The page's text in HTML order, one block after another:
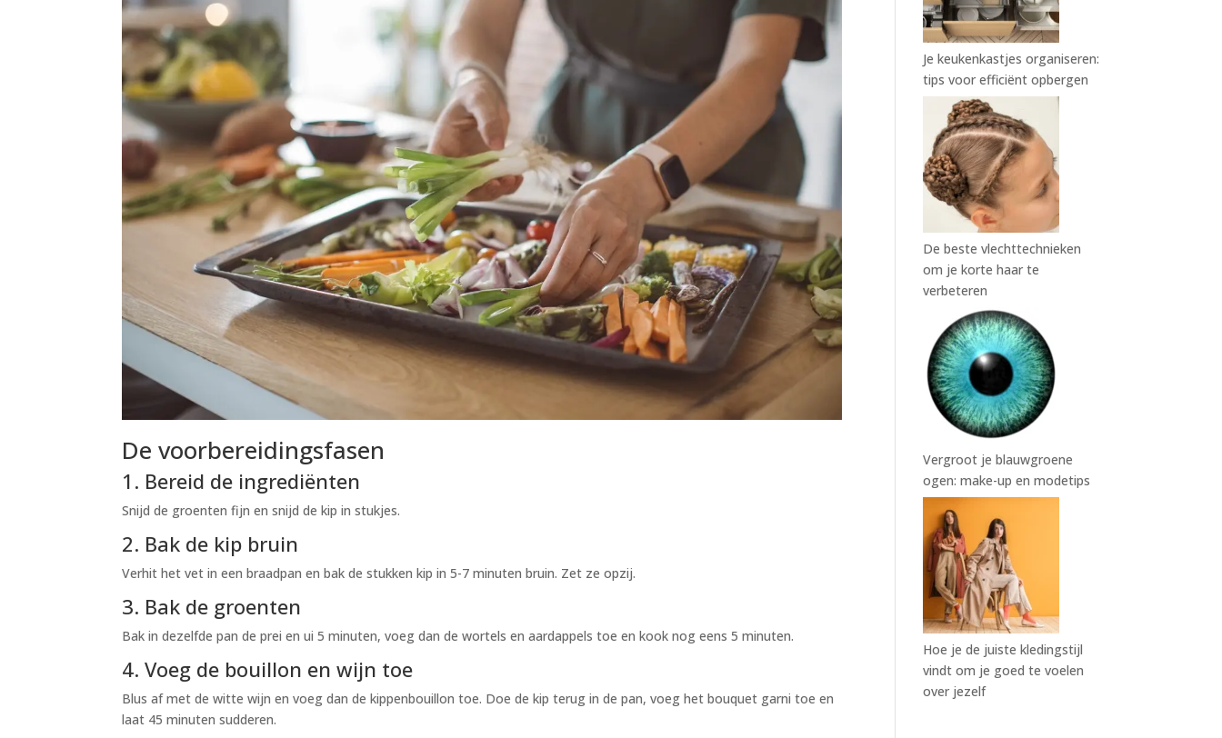
De voorbereidingsfasen
1. Bereid de ingrediënten
Snijd de groenten fijn en snijd de kip in stukjes.
2. Bak de kip bruin
Verhit het vet in een braadpan en bak de stukken kip in 5-7 minuten bruin. Zet ze opzij.
3. Bak de groenten
Bak in dezelfde pan de prei en ui 5 minuten, voeg dan de wortels en aardappels toe en kook nog eens 5 minuten.
4. Voeg de bouillon en wijn toe
Blus af met de witte wijn en voeg dan de kippenbouillon toe. Doe de kip terug in de pan, voeg het bouquet garni toe en
laat 45 minuten sudderen.
Je keukenkastjes organiseren:
tips voor efficiënt opbergen
De beste vlechttechnieken
om je korte haar te
verbeteren
Vergroot je blauwgroene
ogen: make-up en modetips
Hoe je de juiste kledingstijl
vindt om je goed te voelen
over jezelf